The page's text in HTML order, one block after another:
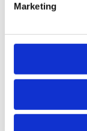
Marketing
Deze organisatie
sensibiliseren en
De bestaande